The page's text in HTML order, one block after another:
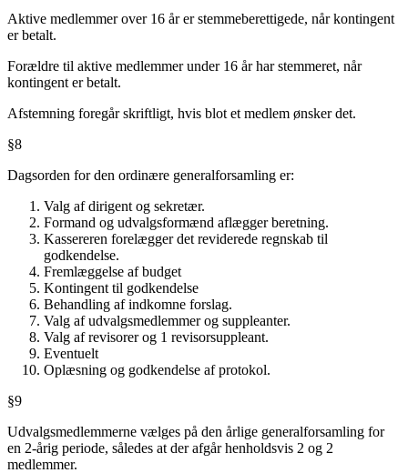
Aktive medlemmer over 16 år er stemmeberettigede, når kontingent
er betalt.
Forældre til aktive medlemmer under 16 år har stemmeret, når
kontingent er betalt.
Afstemning foregår skriftligt, hvis blot et medlem ønsker det.
§8
Dagsorden for den ordinære generalforsamling er:
Valg af dirigent og sekretær.
Formand og udvalgsformænd aflægger beretning.
Kassereren forelægger det reviderede regnskab til
godkendelse.
Fremlæggelse af budget
Kontingent til godkendelse
Behandling af indkomne forslag.
Valg af udvalgsmedlemmer og suppleanter.
Valg af revisorer og 1 revisorsuppleant.
Eventuelt
Oplæsning og godkendelse af protokol.
§9
Udvalgsmedlemmerne vælges på den årlige generalforsamling for
en 2-årig periode, således at der afgår henholdsvis 2 og 2
medlemmer.